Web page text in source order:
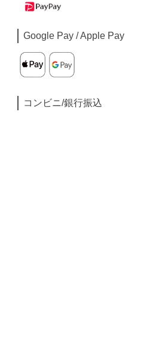
Google Pay / Apple Pay
コンビニ/銀行振込